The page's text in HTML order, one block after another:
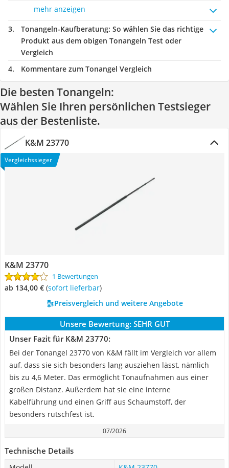
mehr anzeigen
Tonangeln-Kaufberatung: So wählen Sie das richtige
Produkt aus dem obigen Tonangeln Test oder
Vergleich
Kommentare zum Tonangel Vergleich
Die besten Tonangeln:
Wählen Sie Ihren persönlichen Testsieger
aus der Bestenliste.
K&M 23770
Vergleichssieger
K&M 23770
1 Bewertungen
ab 134,00 € ( Sofort lieferbar)
Preisvergleich und weitere Angebote
Unsere Bewertung: SEHR GUT
Unser Fazit für K&M 23770:
Bei der Tonangel 23770 von K&M fällt im Vergleich vor allem
auf, dass sie sich besonders lang ausziehen lässt, nämlich
bis zu 4,6 Meter. Das ermöglicht Tonaufnahmen aus einer
großen Distanz. Außerdem hat sie eine interne
Kabelführung und einen Griff aus Schaumstoff, der
besonders rutschfest ist.
07/2026
Technische Details